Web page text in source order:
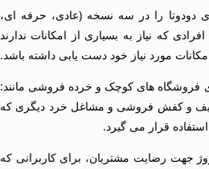
دودوتا را در سه نسخه (عادی، حرفه ای،
که نیاز به بسیاری از امکانات ندارند
مورد نیاز خود دست یابی داشته باشد.
فروشگاه های کوچک و خرده فروشی مانند:
و کفش فروشی و مشاغل خرد دیگری که
قرار می گیرد.
جهت رضایت مشتریان، برای کاربرانی که